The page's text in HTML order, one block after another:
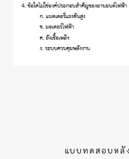
แบบทดสอบหลั